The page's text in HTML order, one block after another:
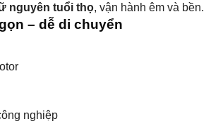
nguyên tuổi thọ, vận hành êm và bền.
– dễ di chuyển
nghiệp